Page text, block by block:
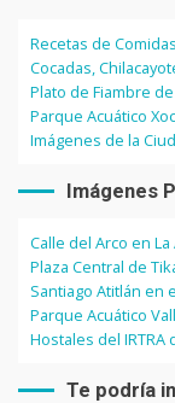
Recetas de
Cocadas,
Plato de Fiambre
Parque Acuático
Imágenes de la
Imágenes
Calle del Arco en
Plaza Central de
Santiago Atitlán en
Parque Acuático
Hostales del IRTRA
Te podría